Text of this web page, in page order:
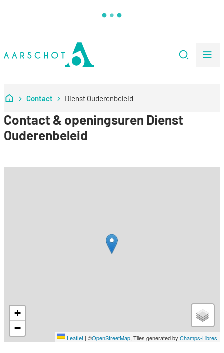
Zoeken
Startpagina
Contact Dienst Ouderenbeleid
Contact & openingsuren Dienst
Ouderenbeleid
Contact
+
−
Leaflet | ©OpenStreetMap, Tiles generated by Champs-Libres